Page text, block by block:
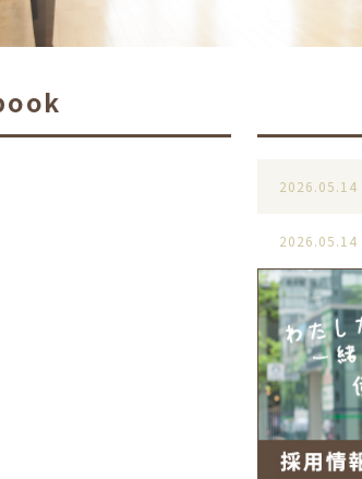
2026.05.14
2026.05.14
2026.05.14
2025.10.21
2025.10.02
2025.06.11